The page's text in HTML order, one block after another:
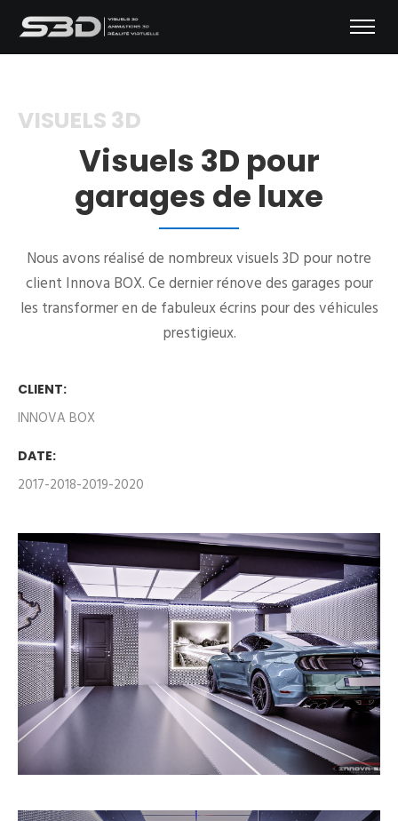
VISUELS 3D
Visuels 3D pour
garages de luxe
Nous avons réalisé de nombreux visuels 3D pour notre
client Innova BOX. Ce dernier rénove des garages pour
les transformer en de fabuleux écrins pour des véhicules
prestigieux.
CLIENT:
INNOVA BOX
DATE:
2017-2018-2019-2020